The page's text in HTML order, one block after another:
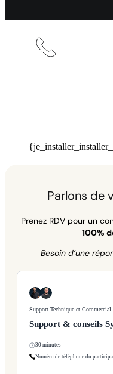
Parlons de
Prenez RDV pour un
100%
Besoin d’une
Support Technique et Commercial
Support & conseils
30 minutes
Numéro de téléphone du